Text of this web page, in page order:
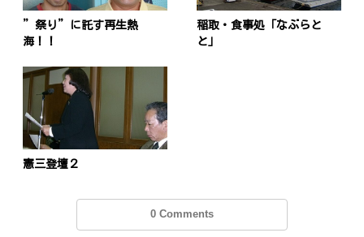
”祭り”に託す再生熱
海！！
稲取・食事処「なぶらと
と」
憲三登壇２
0 Comments